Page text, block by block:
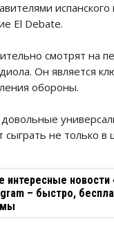
El Debate.
смотрят на
Он является
обороны.
не только в
интересные новости
– быстро,